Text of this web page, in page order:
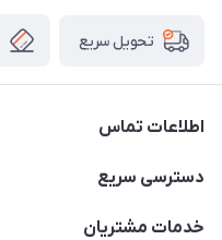
تحویل سریع
اطلاعات تماس
09120582600
دسترسی سریع
حساب کاربری
خدمات مشتریان